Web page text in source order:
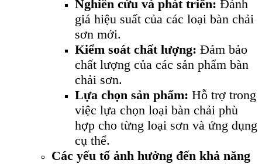
Nghiên cứu và phát triển: Đánh
giá hiệu suất của các loại bàn chải
sơn mới.
Kiểm soát chất lượng: Đảm bảo
chất lượng của các sản phẩm bàn
chải sơn.
Lựa chọn sản phẩm: Hỗ trợ trong
việc lựa chọn loại bàn chải phù
hợp cho từng loại sơn và ứng dụng
cụ thể.
Các yếu tố ảnh hưởng đến khả năng